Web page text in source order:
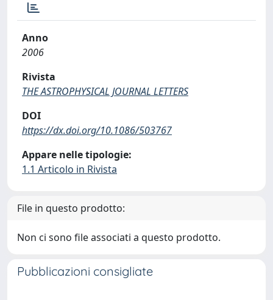
Anno
2006
Rivista
THE ASTROPHYSICAL JOURNAL LETTERS
DOI
https://dx.doi.org/10.1086/503767
Appare nelle tipologie:
1.1 Articolo in Rivista
File in questo prodotto:
Non ci sono file associati a questo prodotto.
Pubblicazioni consigliate